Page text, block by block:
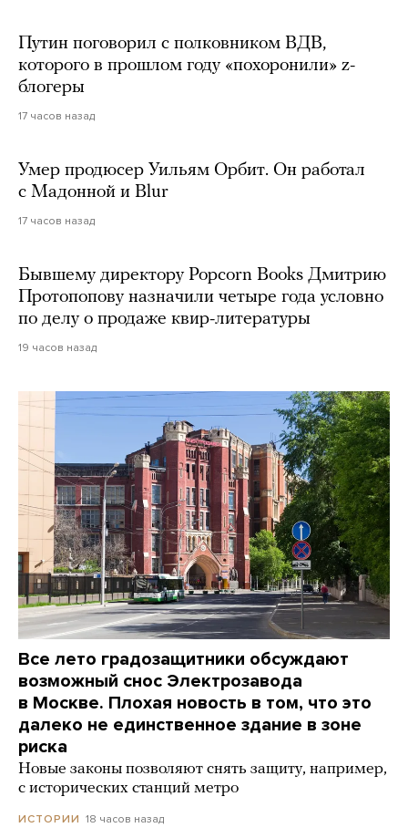
Путин поговорил с полковником ВДВ,
которого в прошлом году «похоронили» z-
блогеры
17 часов назад
Умер продюсер Уильям Орбит. Он работал
с Мадонной и Blur
17 часов назад
Бывшему директору Popcorn Books Дмитрию
Протопопову назначили четыре года условно
по делу о продаже квир-литературы
19 часов назад
Все лето градозащитники обсуждают
возможный снос Электрозавода
в Москве. Плохая новость в том, что это
далеко не единственное здание в зоне
риска
Новые законы позволяют снять защиту, например,
с исторических станций метро
ИСТОРИИ 18 часов назад